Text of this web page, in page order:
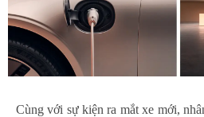
Cùng với sự kiện ra mắt xe mới,